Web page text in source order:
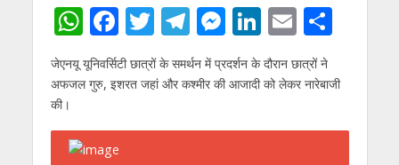
W
h
at
A
F
ac
e
o
T
w
itt
T
el
e
a
M
e
ss
n
Li
n
k
dI
E
m
ai
S
ar
जेएनयू यूनिवर्सिटी छात्रों के समर्थन में प्रदर्शन के दौरान छात्रों ने
अफजल गुरु, इशरत जहां और कश्‍मीर की आजादी को लेकर नारेबाजी
की।